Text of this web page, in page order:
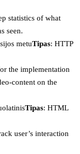
statistics of what
seen.
metuTipas: HTTP
the implementation
content on the
Tipas: HTML
user’s interaction